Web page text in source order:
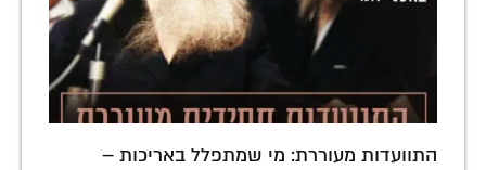
התוועדות מעוררת: מי שמתפלל באריכות –